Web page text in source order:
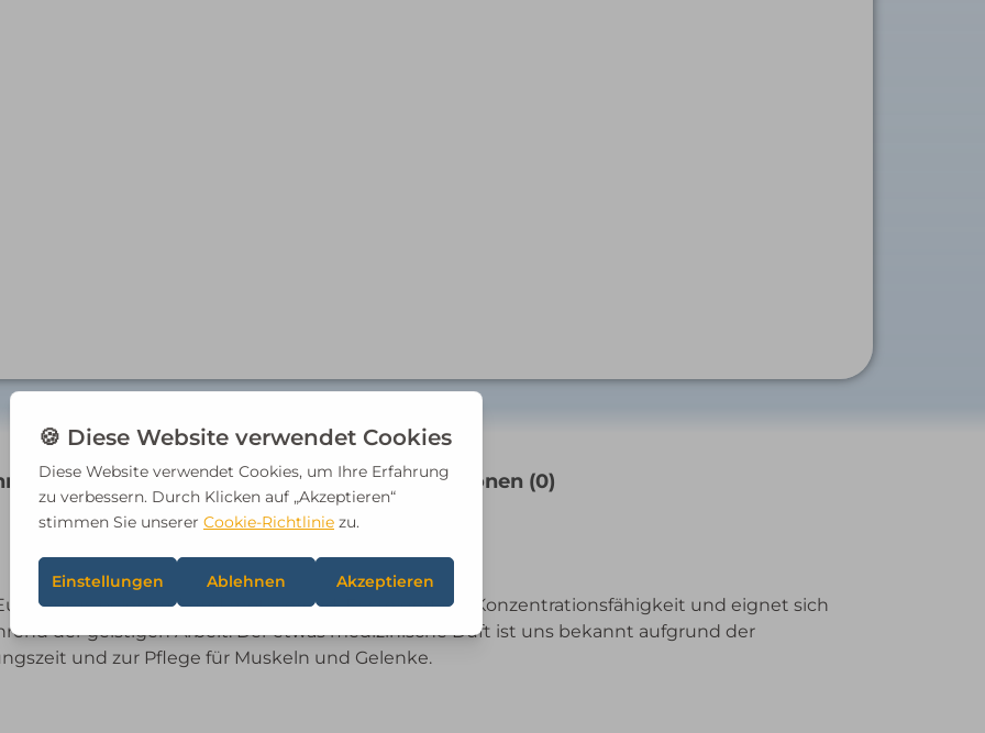
Zusätzliche Informationen Rezensionen (0)
belebend und motivierend. Er steigert die Konzentrationsfähigkeit und eignet sich
der geistigen Arbeit. Der etwas medizinische Duft ist uns bekannt aufgrund der
und zur Pflege für Muskeln und Gelenke.